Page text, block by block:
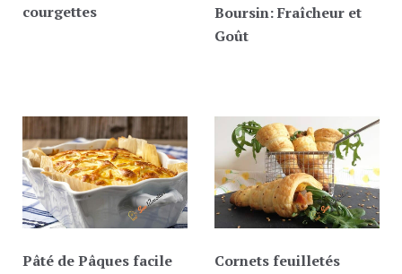
courgettes
Boursin: Fraîcheur et
Goût
Pâté de Pâques facile
Cornets feuilletés